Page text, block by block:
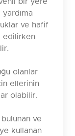
bir yere
ve hafif
edilirken
olanlar
ellerinin
olabilir.
ve
kullanan